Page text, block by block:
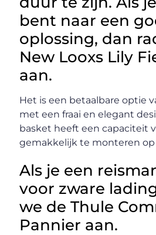
bent naar een
oplossing, dan
New Looxs Lily
aan.
Het is een betaalbare optie
met een fraai en elegant
basket heeft een capaciteit
gemakkelijk te monteren op
Als je een
voor zware
we de Thule
Pannier aan.